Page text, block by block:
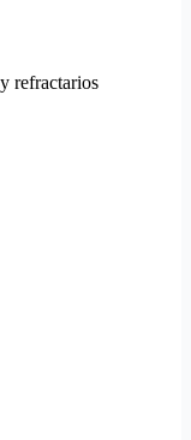
refractarios